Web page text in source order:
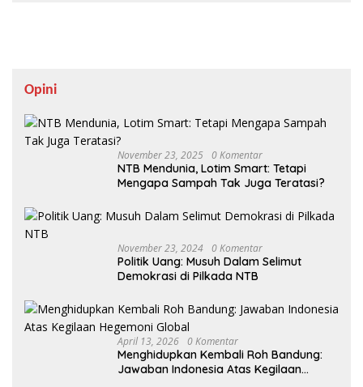
Opini
November 23, 2025 0 Komentar
NTB Mendunia, Lotim Smart: Tetapi
Mengapa Sampah Tak Juga Teratasi?
November 23, 2024 0 Komentar
Politik Uang: Musuh Dalam Selimut
Demokrasi di Pilkada NTB
April 13, 2026 0 Komentar
Menghidupkan Kembali Roh Bandung:
Jawaban Indonesia Atas Kegilaan